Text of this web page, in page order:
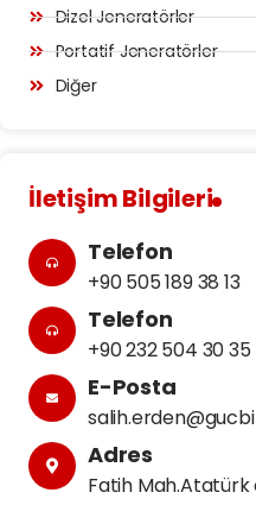
Dizel Jeneratörler
Portatif Jeneratörler
Diğer
İletişim Bilgileri
Telefon
+90 505 189 38 13
Telefon
+90 232 504 30 35
E-Posta
Adres
Fatih Mah.Atatürk